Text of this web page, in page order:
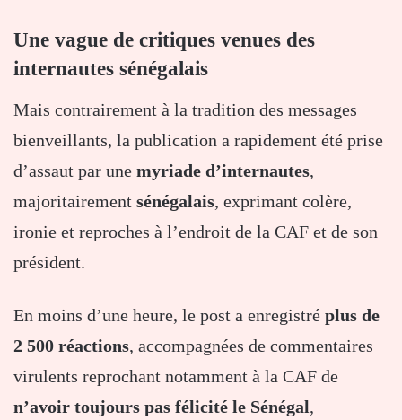
Une vague de critiques venues des
internautes sénégalais
Mais contrairement à la tradition des messages
bienveillants, la publication a rapidement été prise
d’assaut par une myriade d’internautes,
majoritairement sénégalais, exprimant colère,
ironie et reproches à l’endroit de la CAF et de son
président.
En moins d’une heure, le post a enregistré plus de
2 500 réactions, accompagnées de commentaires
virulents reprochant notamment à la CAF de
n’avoir toujours pas félicité le Sénégal,